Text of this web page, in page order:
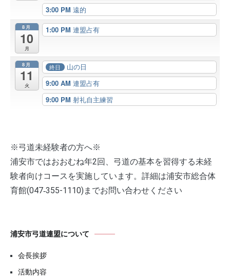
3:00 PM 遠的
8月
10
月
1:00 PM 連盟占有
8月
11
火
終日
山の日
9:00 AM 連盟占有
9:00 PM 射礼自主練習
※弓道未経験者の方へ※
浦安市ではおおむね年2回、弓道の基本を習得する未経
験者向けコースを実施しています。詳細は浦安市総合体
育館(047‐355-1110)までお問い合わせください
浦安市弓道連盟について
会長挨拶
活動内容